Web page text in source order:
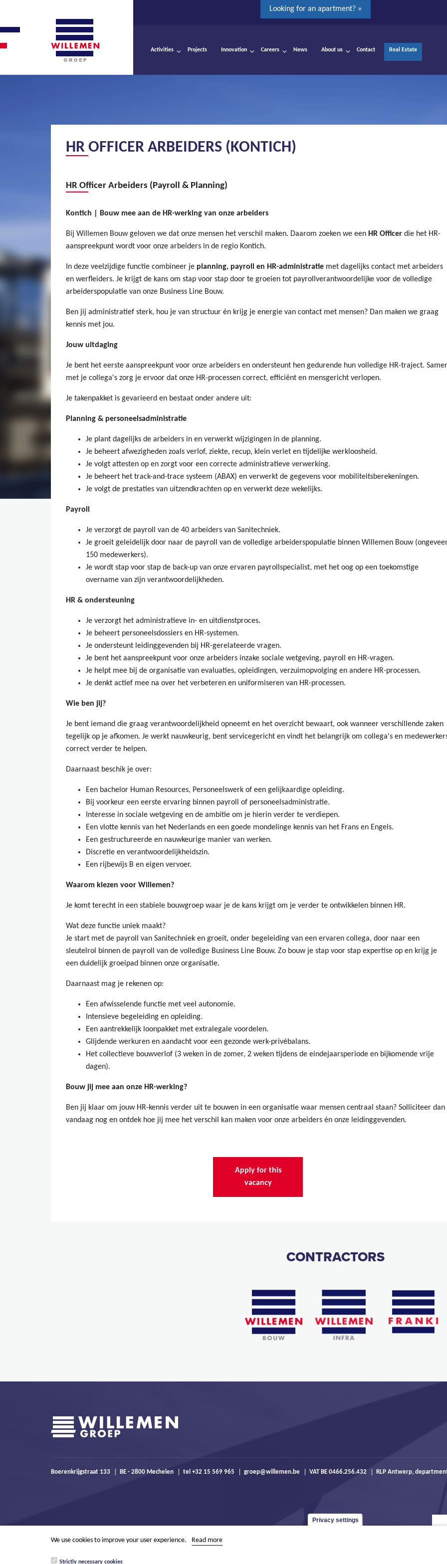
Looking for an apartment? »
Activities Projects Innovation Careers News About us Contact Real Estate
HR OFFICER ARBEIDERS (KONTICH)
HR Officer Arbeiders (Payroll & Planning)
Kontich | Bouw mee aan de HR-werking van onze arbeiders
Bij Willemen Bouw geloven we dat onze mensen het verschil maken. Daarom zoeken we een HR Officer die het HR-
aanspreekpunt wordt voor onze arbeiders in de regio Kontich.
In deze veelzijdige functie combineer je planning, payroll en HR-administratie met dagelijks contact met arbeiders
en werfleiders. Je krijgt de kans om stap voor stap door te groeien tot payrollverantwoordelijke voor de volledige
arbeiderspopulatie van onze Business Line Bouw.
Ben jij administratief sterk, hou je van structuur én krijg je energie van contact met mensen? Dan maken we graag
kennis met jou.
Jouw uitdaging
Je bent het eerste aanspreekpunt voor onze arbeiders en ondersteunt hen gedurende hun volledige HR-traject.
met je collega's zorg je ervoor dat onze HR-processen correct, efficiënt en mensgericht verlopen.
Je takenpakket is gevarieerd en bestaat onder andere uit:
Planning & personeelsadministratie
Je plant dagelijks de arbeiders in en verwerkt wijzigingen in de planning.
Je beheert afwezigheden zoals verlof, ziekte, recup, klein verlet en tijdelijke werkloosheid.
Je volgt attesten op en zorgt voor een correcte administratieve verwerking.
Je beheert het track-and-trace systeem (ABAX) en verwerkt de gegevens voor mobiliteitsberekeningen.
Je volgt de prestaties van uitzendkrachten op en verwerkt deze wekelijks.
Payroll
Je verzorgt de payroll van de 40 arbeiders van Sanitechniek.
Je groeit geleidelijk door naar de payroll van de volledige arbeiderspopulatie binnen Willemen Bouw
150 medewerkers).
Je wordt stap voor stap de back-up van onze ervaren payrollspecialist, met het oog op een toekomstige
overname van zijn verantwoordelijkheden.
HR & ondersteuning
Je verzorgt het administratieve in- en uitdienstproces.
Je beheert personeelsdossiers en HR-systemen.
Je ondersteunt leidinggevenden bij HR-gerelateerde vragen.
Je bent het aanspreekpunt voor onze arbeiders inzake sociale wetgeving, payroll en HR-vragen.
Je helpt mee bij de organisatie van evaluaties, opleidingen, verzuimopvolging en andere HR-processen.
Je denkt actief mee na over het verbeteren en uniformiseren van HR-processen.
Wie ben jij?
Je bent iemand die graag verantwoordelijkheid opneemt en het overzicht bewaart, ook wanneer verschillende zaken
tegelijk op je afkomen. Je werkt nauwkeurig, bent servicegericht en vindt het belangrijk om collega's en
correct verder te helpen.
Daarnaast beschik je over:
Een bachelor Human Resources, Personeelswerk of een gelijkaardige opleiding.
Bij voorkeur een eerste ervaring binnen payroll of personeelsadministratie.
Interesse in sociale wetgeving en de ambitie om je hierin verder te verdiepen.
Een vlotte kennis van het Nederlands en een goede mondelinge kennis van het Frans en Engels.
Een gestructureerde en nauwkeurige manier van werken.
Discretie en verantwoordelijkheidszin.
Een rijbewijs B en eigen vervoer.
Waarom kiezen voor Willemen?
Je komt terecht in een stabiele bouwgroep waar je de kans krijgt om je verder te ontwikkelen binnen HR.
Wat deze functie uniek maakt?
Je start met de payroll van Sanitechniek en groeit, onder begeleiding van een ervaren collega, door naar een
sleutelrol binnen de payroll van de volledige Business Line Bouw. Zo bouw je stap voor stap expertise op en krijg je
een duidelijk groeipad binnen onze organisatie.
Daarnaast mag je rekenen op:
Een afwisselende functie met veel autonomie.
Intensieve begeleiding en opleiding.
Een aantrekkelijk loonpakket met extralegale voordelen.
Glijdende werkuren en aandacht voor een gezonde werk-privébalans.
Het collectieve bouwverlof (3 weken in de zomer, 2 weken tijdens de eindejaarsperiode en bijkomende vrije
dagen).
Bouw jij mee aan onze HR-werking?
Ben jij klaar om jouw HR-kennis verder uit te bouwen in een organisatie waar mensen centraal staan? Solliciteer dan
vandaag nog en ontdek hoe jij mee het verschil kan maken voor onze arbeiders én onze leidinggevenden.
Apply for this
vacancy
CONTRACTORS
Boerenkrijgstraat 133 BE - 2800 Mechelen tel +32 15 569 965 groep@willemen.be VAT BE 0466.256.432 RLP Antwerp,
Privacy settings
We use cookies to improve your user experience. Read more
Strictly necessary cookies